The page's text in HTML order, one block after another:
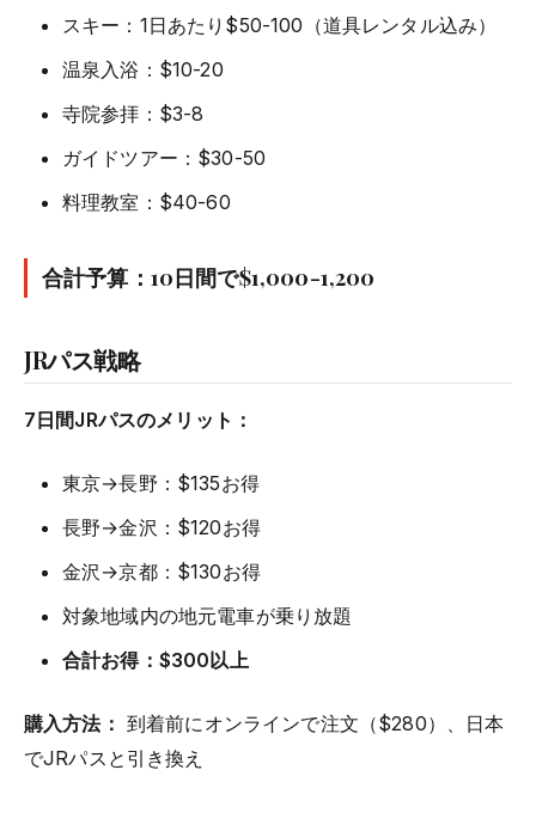
スキー：1日あたり$50-100（道具レンタル込み）
温泉入浴：$10-20
寺院参拝：$3-8
ガイドツアー：$30-50
料理教室：$40-60
合計予算：10日間で$1,000-1,200
JRパス戦略
7日間JRパスのメリット：
東京→長野：$135お得
長野→金沢：$120お得
金沢→京都：$130お得
対象地域内の地元電車が乗り放題
合計お得：$300以上
購入方法： 到着前にオンラインで注文（$280）、日本
でJRパスと引き換え